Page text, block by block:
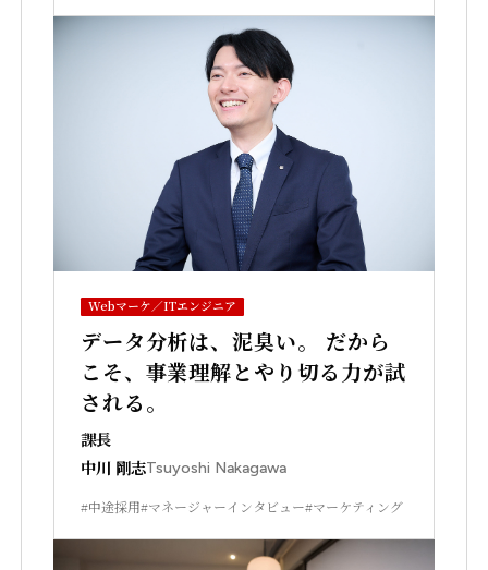
Webマーケ／ITエンジニア
データ分析は、泥臭い。 だから
こそ、事業理解とやり切る力が試
される。
課長
中川 剛志Tsuyoshi Nakagawa
#中途採用#マネージャーインタビュー#マーケティング